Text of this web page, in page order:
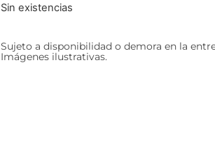
Sin existencias
Sujeto a disponibilidad o demora en la
Imágenes ilustrativas.